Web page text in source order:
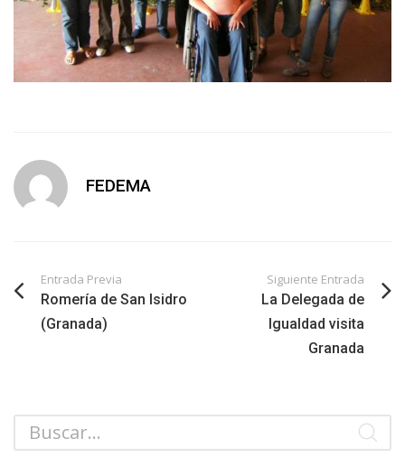
FEDEMA
Entrada Previa
Romería de San Isidro
(Granada)
Siguiente Entrada
La Delegada de
Igualdad visita
Granada